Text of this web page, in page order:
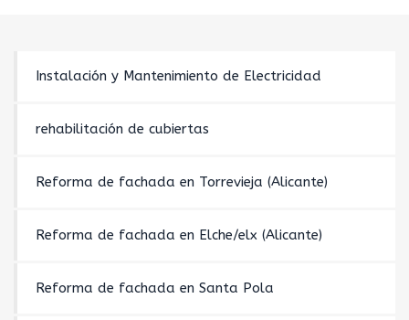
Instalación y Mantenimiento de Electricidad
rehabilitación de cubiertas
Reforma de fachada en Torrevieja (Alicante)
Reforma de fachada en Elche/elx (Alicante)
Reforma de fachada en Santa Pola